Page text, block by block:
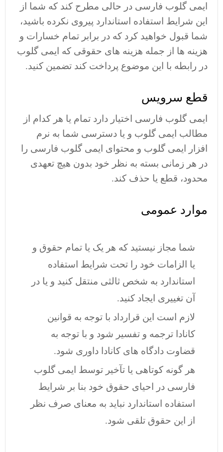
ایمی گلوب فارسی در حالی مطرح کند که شما از
این شرایط استفاده استاندارد پیروی نکرده باشید،
شما قبول خواهید کرد که در برابر تمام خسارات و
هزینه ها از جمله هزینه های حقوقی که ایمی گلوب
در رابطه با این موضوع پرداخت کند تضمین کنید.
قطع سرویس
ایمی گلوب فارسی اختیار دارد تمام یا هر کدام از
مطالب ایمی گلوب و یا دسترسی شما به نرم
افزار ایمی گلوب و محتوای ایمی گلوب فارسی را
در هر زمانی بسته به نظر خود بدون هیچ تعهدی
محدود، قطع یا حذف کند.
موارد عمومی
شما مجاز نیستید که هر یک یا تمام حقوق و
یا الزامات خود را تحت شرایط استفاده
استاندارد به شخص ثالثی منتقل کنید و یا در
آن تغییری ایجاد کنید.
لازم است این قرارداد با توجه به قوانین
کانادا ترجمه و تفسیر شود و با توجه به
قضاوت دادگاه های کانادا داوری شود.
هر گونه کوتاهی یا تآخیر توسط ایمی گلوب
فارسی در احیای حقوق خود بنا بر شرایط
استفاده استاندارد نباید به معنای صرف نظر
از این حقوق تلقی شود.